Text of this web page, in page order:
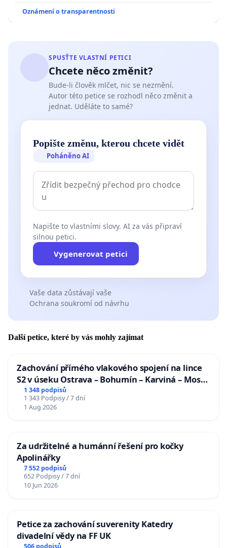
Oznámení o transparentnosti
SPUSŤTE VLASTNÍ PETICI
Chcete něco změnit?
Bude-li člověk mlčet, nic se nezmění.
Autor této petice se rozhodl něco změnit a
jednat. Uděláte to samé?
Popište změnu, kterou chcete vidět
Poháněno AI
Napište to vlastními slovy. AI za vás připraví
silnou petici.
Vygenerovat petici
Vaše data zůstávají vaše
Ochrana soukromí od návrhu
Další petice, které by vás mohly zajímat
Zachování přímého vlakového spojení na lince
S2 v úseku Ostrava – Bohumín – Karviná – Mosty
u Jablunkova
1 348 podpisů
1 343 Podpisy / 7 dní
1 Aug 2026
Za udržitelné a humánní řešení pro kočky
Apolinářky
7 552 podpisů
652 Podpisy / 7 dní
10 Jun 2026
Petice za zachování suverenity Katedry
divadelní vědy na FF UK
506 podpisů